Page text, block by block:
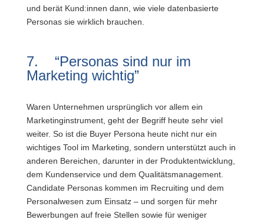
und berät Kund:innen dann, wie viele datenbasierte
Personas sie wirklich brauchen.
7. “Personas sind nur im
Marketing wichtig”
Waren Unternehmen ursprünglich vor allem ein
Marketinginstrument, geht der Begriff heute sehr viel
weiter. So ist die Buyer Persona heute nicht nur ein
wichtiges Tool im Marketing, sondern unterstützt auch in
anderen Bereichen, darunter in der Produktentwicklung,
dem Kundenservice und dem Qualitätsmanagement.
Candidate Personas kommen im Recruiting und dem
Personalwesen zum Einsatz – und sorgen für mehr
Bewerbungen auf freie Stellen sowie für weniger